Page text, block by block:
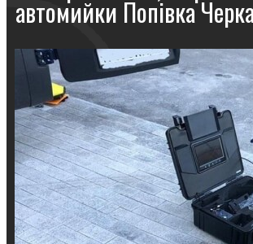
автомийки Попівка